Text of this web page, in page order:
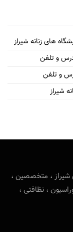
های زنانه شیراز
و تلفن
و تلفن
شیراز
، متخصصین ،
، نظافتی ،